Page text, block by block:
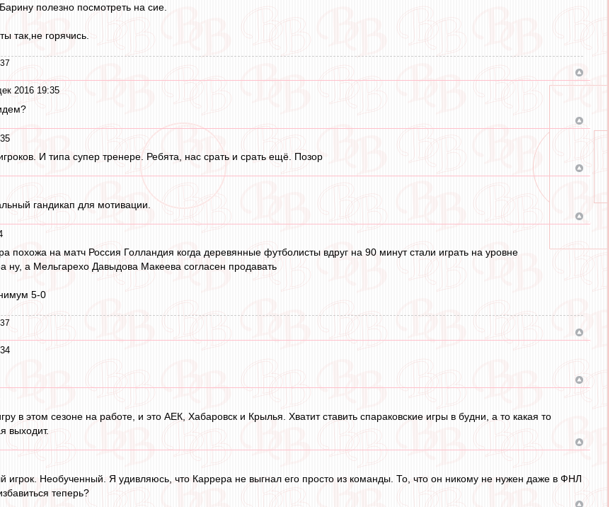
полезно посмотреть на сие.
так,не горячись.
2016 19:35
И типа супер тренере. Ребята, нас срать и срать ещё. Позор
гандикап для мотивации.
похожа на матч Россия Голландия когда деревянные футболисты вдруг на 90 минут стали играть на уровне
ну, а Мельгарехо Давыдова Макеева согласен продавать
5-0
в этом сезоне на работе, и это АЕК, Хабаровск и Крылья. Хватит ставить спараковские игры в будни, а то какая то
выходит.
игрок. Необученный. Я удивляюсь, что Каррера не выгнал его просто из команды. То, что он никому не нужен даже в ФНЛ
теперь?